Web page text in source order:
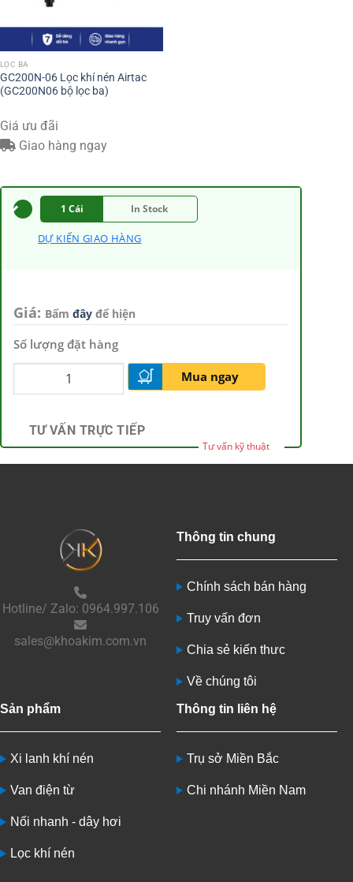
LỌC BA
GC200N-06 Lọc khí nén Airtac
(GC200N06 bộ lọc ba)
Giá ưu đãi
Giao hàng ngay
1 Cái In Stock
DỰ KIẾN GIAO HÀNG
Giá: Bấm đây để hiện
Số lượng đặt hàng
Mua ngay
TƯ VẤN TRỰC TIẾP
Tư vấn kỹ thuật
Hotline/ Zalo: 0964.997.106
sales@khoakim.com.vn
Thông tin chung
Chính sách bán hàng
Truy vấn đơn
Chia sẻ kiến thưc
Về chúng tôi
Sản phẩm
Xi lanh khí nén
Van điện từ
Nối nhanh - dây hơi
Lọc khí nén
Thông tin liên hệ
Trụ sở Miền Bắc
Chi nhánh Miền Nam